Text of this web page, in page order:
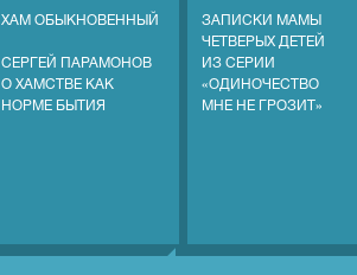
ХАМ ОБЫКНОВЕННЫЙ
СЕРГЕЙ ПАРАМОНОВ
О ХАМСТВЕ КАК
НОРМЕ БЫТИЯ
ЗАПИСКИ МАМЫ
ЧЕТВЕРЫХ ДЕТЕЙ
ИЗ СЕРИИ
«ОДИНОЧЕСТВО
МНЕ НЕ ГРОЗИТ»